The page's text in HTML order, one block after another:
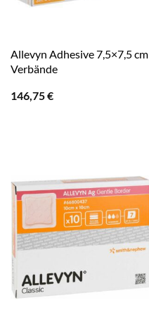
Allevyn Adhesive 7,5×7,5 cm
Verbände
146,75€